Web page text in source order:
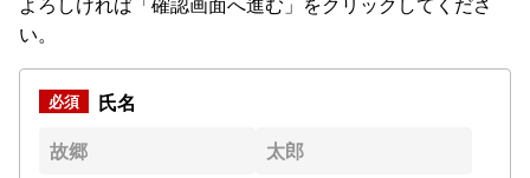
よろしければ「確認画面へ進む」をクリックしてくださ
い。
氏名